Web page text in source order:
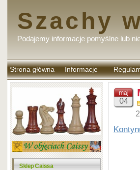
Szachy
Podajemy informacje pomyślne lub
Strona główna Informacje
Sklep Caissa
maj
04